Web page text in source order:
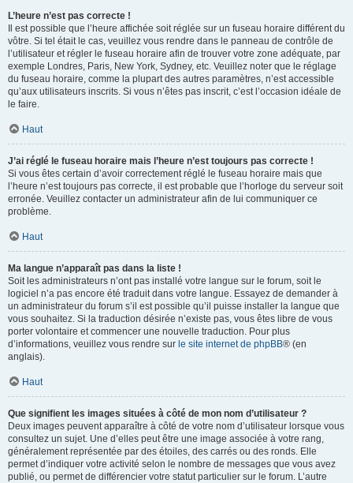
L’heure n’est pas correcte !
Il est possible que l’heure affichée soit réglée sur un fuseau horaire différent du
vôtre. Si tel était le cas, veuillez vous rendre dans le panneau de contrôle de
l’utilisateur et régler le fuseau horaire afin de trouver votre zone adéquate, par
exemple Londres, Paris, New York, Sydney, etc. Veuillez noter que le réglage
du fuseau horaire, comme la plupart des autres paramètres, n’est accessible
qu’aux utilisateurs inscrits. Si vous n’êtes pas inscrit, c’est l’occasion idéale de
le faire.
Haut
J’ai réglé le fuseau horaire mais l’heure n’est toujours pas correcte !
Si vous êtes certain d’avoir correctement réglé le fuseau horaire mais que
l’heure n’est toujours pas correcte, il est probable que l’horloge du serveur soit
erronée. Veuillez contacter un administrateur afin de lui communiquer ce
problème.
Haut
Ma langue n’apparaît pas dans la liste !
Soit les administrateurs n’ont pas installé votre langue sur le forum, soit le
logiciel n’a pas encore été traduit dans votre langue. Essayez de demander à
un administrateur du forum s’il est possible qu’il puisse installer la langue que
vous souhaitez. Si la traduction désirée n’existe pas, vous êtes libre de vous
porter volontaire et commencer une nouvelle traduction. Pour plus
d’informations, veuillez vous rendre sur le site internet de phpBB® (en
anglais).
Haut
Que signifient les images situées à côté de mon nom d’utilisateur ?
Deux images peuvent apparaître à côté de votre nom d’utilisateur lorsque vous
consultez un sujet. Une d’elles peut être une image associée à votre rang,
généralement représentée par des étoiles, des carrés ou des ronds. Elle
permet d’indiquer votre activité selon le nombre de messages que vous avez
publié, ou permet de différencier votre statut particulier sur le forum. L’autre